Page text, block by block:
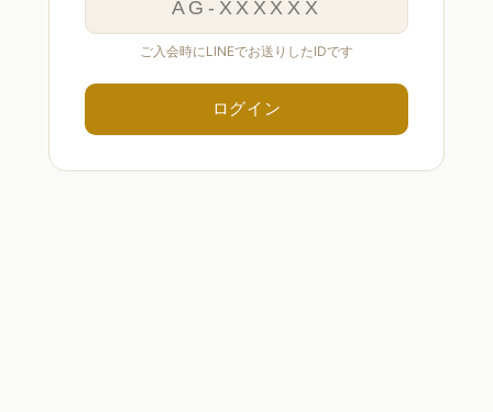
ご入会時にLINEでお送りしたIDです
ログイン